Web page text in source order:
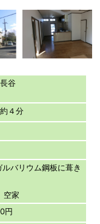
尻長谷
約４分
バリウム鋼板に葺き
空家
円